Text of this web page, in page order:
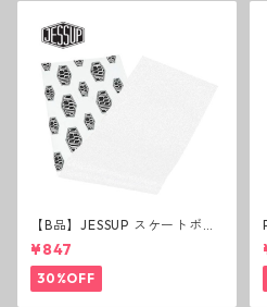
【B品】JESSUP スケートボー
ド グリップテープ ウルトラグ
リップ ホワイト デッキテープ
ジェスアップ ジェサップ
¥847
30%OFF